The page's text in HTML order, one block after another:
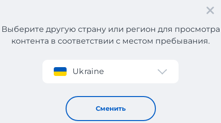
Регистрация
Выберите другую страну или регион для просмотра
контента в соответствии с местом пребывания.
Ukraine
Сменить
YENI İNCI